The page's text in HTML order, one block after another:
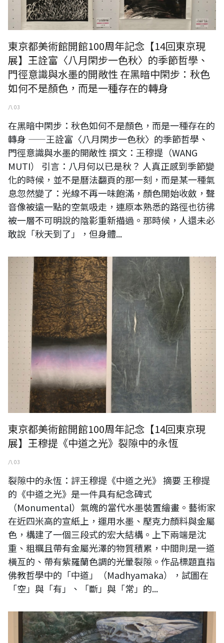
東京都美術館開館100周年記念【14回東京現
展】王詮富〈八月閑步一色秋〉的季節哲學、
門徑意識與水墨的開敞性 在黑暗中閑步：秋色
如何不是顏色，而是一種存在的轉身
八 03
在黑暗中閑步：秋色如何不是顏色，而是一種存在的
轉身 ——王詮富〈八月閑步一色秋〉的季節哲學、
門徑意識與水墨的開敞性 撰文：王穆提（WANG
MUTI） 引言：八月何以已是秋？ 人真正感到季節變
化的時候，並不是曆法翻頁的那一刻，而是某一種氣
息忽然變了：光線不再一味飽滿，顏色開始收斂，聲
音像被遠一點的空氣吸走，連原本熟悉的路徑也彷彿
被一層不可明說的陰影重新描過。那時候，人還未必
敢說「秋天到了」，但身體...
東京都美術館開館100周年記念【14回東京現
展】王穆提《中道之光》裂隙中的永恆
八 03
裂隙中的永恆：評王穆提《中道之光》 摘要 王穆提
的《中道之光》是一件具有紀念碑式
（Monumental）氣魄的當代水墨裝置繪畫。藝術家
在近四米高的宣紙上，運用水墨、壓克力顏料與金屬
色，構建了一個三段式的宏大結構。上下兩端是沈
重、粗糲且帶有金屬光澤的物質積累，中間則是一道
橫亙的、帶有紫羅蘭色調的光暈裂隙。作品標題直指
佛教哲學中的「中道」（Madhyamaka），試圖在
「空」與「有」、「斷」與「常」的...